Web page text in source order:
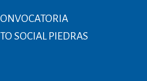
SOCIAL PIEDRAS